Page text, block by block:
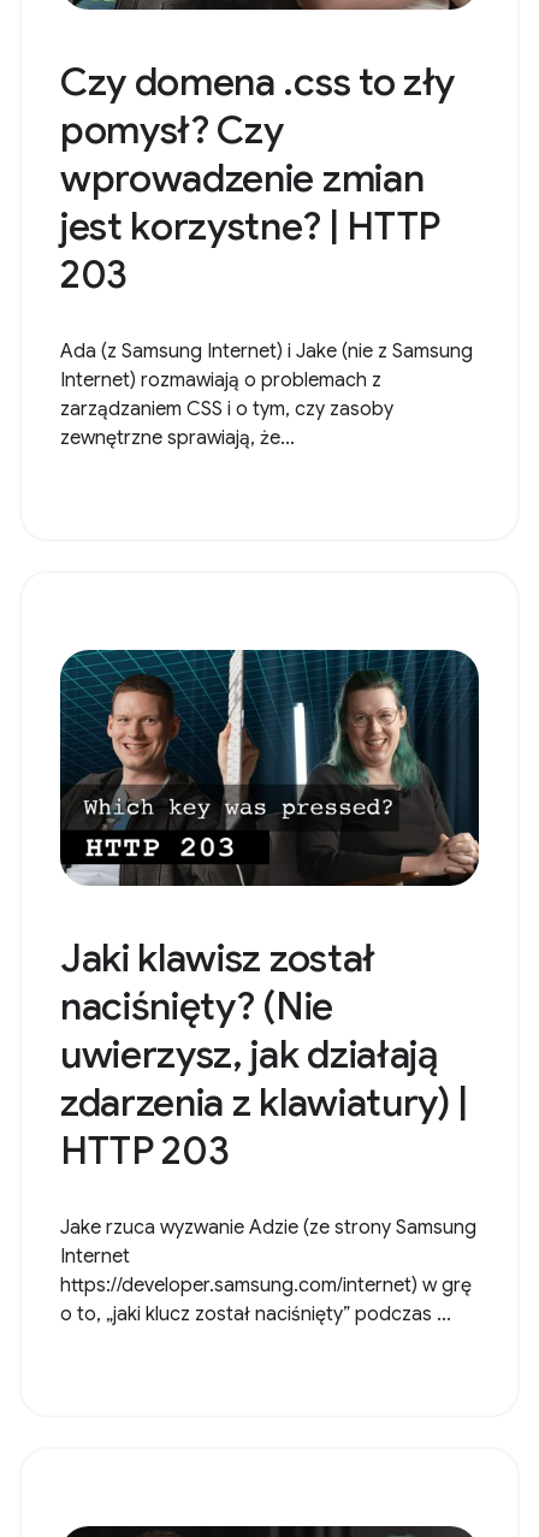
Czy domena .css to zły
pomysł? Czy
wprowadzenie zmian
jest korzystne? | HTTP
203
Ada (z Samsung Internet) i Jake (nie z Samsung
Internet) rozmawiają o problemach z
zarządzaniem CSS i o tym, czy zasoby
zewnętrzne sprawiają, że...
Jaki klawisz został
naciśnięty? (Nie
uwierzysz, jak działają
zdarzenia z klawiatury) |
HTTP 203
Jake rzuca wyzwanie Adzie (ze strony Samsung
Internet
https://developer.samsung.com/internet) w grę
o to, „jaki klucz został naciśnięty” podczas ...